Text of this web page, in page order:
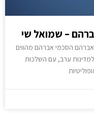
– שמואל שי
הסכמי אברהם מהווים
למדינות ערב, עם השלכות